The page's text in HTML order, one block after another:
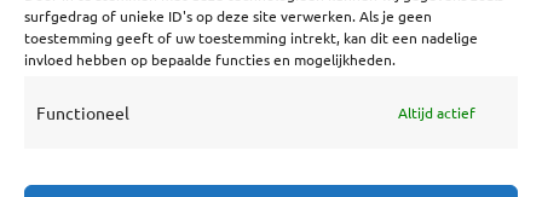
surfgedrag of unieke ID's op deze site verwerken. Als je geen
toestemming geeft of uw toestemming intrekt, kan dit een nadelige
invloed hebben op bepaalde functies en mogelijkheden.
Functioneel Altijd actief
algemeen directeur Peter Gelb de pan uit. Zijn
adagium: wie geld wil... Lees verder